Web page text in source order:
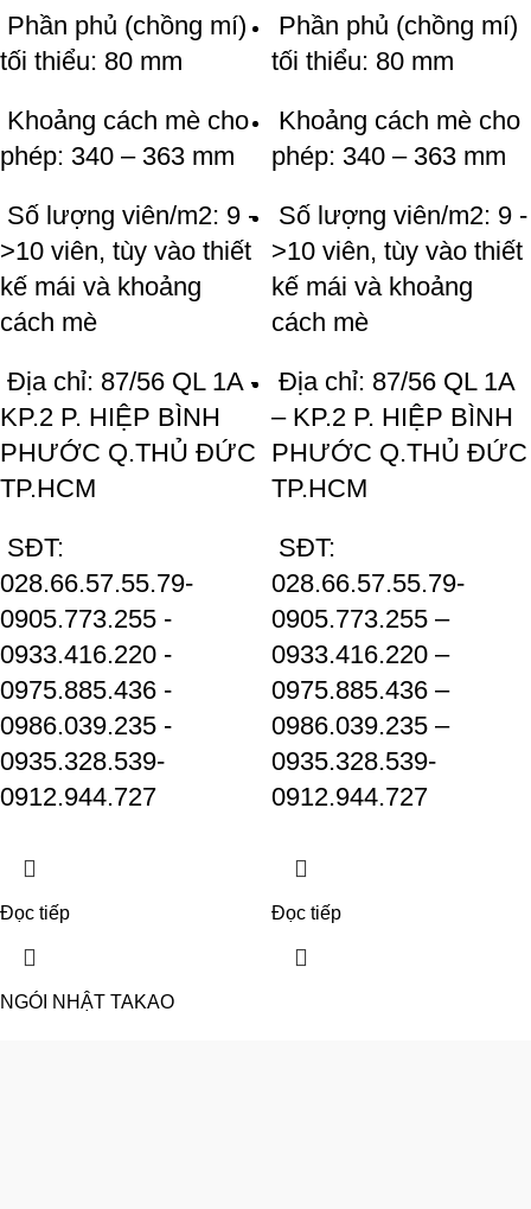
Phần phủ (chồng mí)
tối thiểu: 80 mm
Khoảng cách mè cho
phép: 340 – 363 mm
Số lượng viên/m2: 9 -
>10 viên, tùy vào thiết
kế mái và khoảng
cách mè
Địa chỉ: 87/56 QL 1A -
KP.2 P. HIỆP BÌNH
PHƯỚC Q.THỦ ĐỨC
TP.HCM
SĐT:
028.66.57.55.79-
0905.773.255 -
0933.416.220 -
0975.885.436 -
0986.039.235 -
0935.328.539-
0912.944.727
Đọc tiếp
Phần phủ (chồng mí)
tối thiểu: 80 mm
Khoảng cách mè cho
phép: 340 – 363 mm
Số lượng viên/m2: 9 -
>10 viên, tùy vào thiết
kế mái và khoảng
cách mè
Địa chỉ: 87/56 QL 1A
– KP.2 P. HIỆP BÌNH
PHƯỚC Q.THỦ ĐỨC
TP.HCM
SĐT:
028.66.57.55.79-
0905.773.255 –
0933.416.220 –
0975.885.436 –
0986.039.235 –
0935.328.539-
0912.944.727
Đọc tiếp
NGÓI NHẬT TAKAO